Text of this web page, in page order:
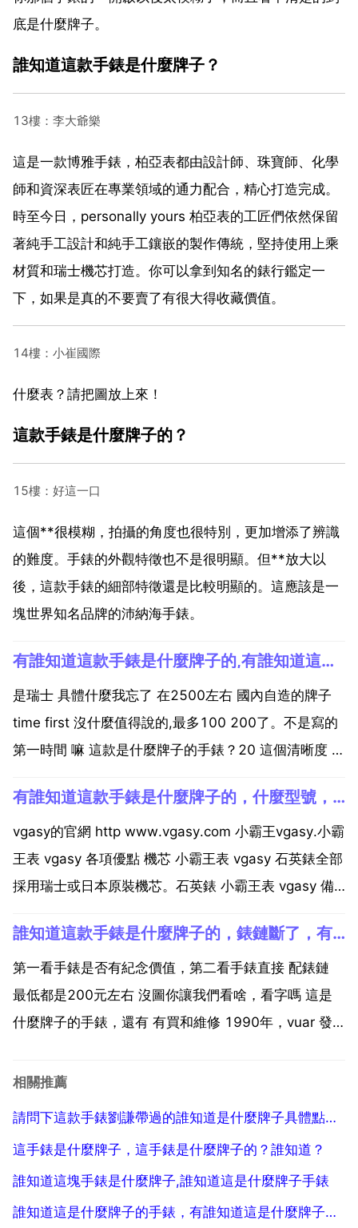
底是什麼牌子。
誰知道這款手錶是什麼牌子？
13樓：李大爺樂
這是一款博雅手錶，柏亞表都由設計師、珠寶師、化學
師和資深表匠在專業領域的通力配合，精心打造完成。
時至今日，personally yours 柏亞表的工匠們依然保留
著純手工設計和純手工鑲嵌的製作傳統，堅持使用上乘
材質和瑞士機芯打造。你可以拿到知名的錶行鑑定一
下，如果是真的不要賣了有很大得收藏價值。
14樓：小崔國際
什麼表？請把圖放上來！
這款手錶是什麼牌子的？
15樓：好這一口
這個**很模糊，拍攝的角度也很特別，更加增添了辨識
的難度。手錶的外觀特徵也不是很明顯。但**放大以
後，這款手錶的細部特徵還是比較明顯的。這應該是一
塊世界知名品牌的沛納海手錶。
有誰知道這款手錶是什麼牌子的,有誰知道這款手錶是什麼牌子的？
是瑞士 具體什麼我忘了 在2500左右 國內自造的牌子
time first 沒什麼值得說的,最多100 200了。不是寫的
第一時間 嘛 這款是什麼牌子的手錶？20 這個清晰度 請
這個 很模糊，拍攝的角度也很特別，更加增添了辨識的
難度。手錶的外觀...
有誰知道這款手錶是什麼牌子的，什麼型號，多少錢。萬分感謝
vgasy的官網 http www.vgasy.com 小霸王vgasy.小霸
王表 vgasy 各項優點 機芯 小霸王表 vgasy 石英錶全部
採用瑞士或日本原裝機芯。石英錶 小霸王表 vgasy 備
針便會每隔4秒才跳動一次，如有此情況出現，應...
誰知道這款手錶是什麼牌子的，錶鏈斷了，有沒有維修的價值
第一看手錶是否有紀念價值，第二看手錶直接 配錶鏈
最低都是200元左右 沒圖你讓我們看啥，看字嗎 這是
什麼牌子的手錶，還有 有買和維修 1990年，vuar 發
種全新的設計理念。此後，每年內都不斷推出 設容計的
相關推薦
請問下這款手錶劉謙帶過的誰知道是什麼牌子具體點哪賣 謝謝
這手錶是什麼牌子，這手錶是什麼牌子的？誰知道？
誰知道這塊手錶是什麼牌子,誰知道這是什麼牌子手錶
誰知道這是什麼牌子的手錶，有誰知道這是什麼牌子的表？